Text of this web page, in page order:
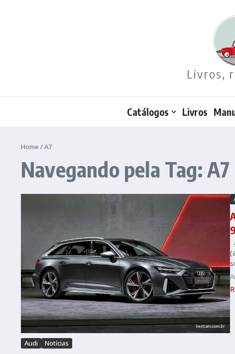
Livros,
Catálogos Livros
Home /A7
Navegando pela Tag: A7
Audi Notícias